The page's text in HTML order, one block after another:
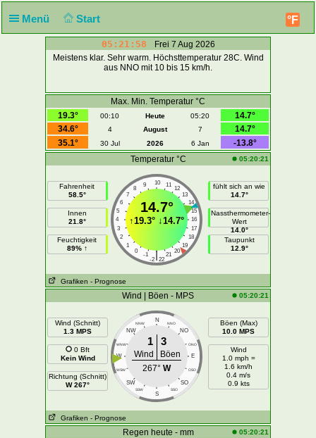
Menü Start °F
05:21:58
Frei 7 Aug 2026
Meistens klar. Sehr warm. Höchsttemperatur 28C. Wind
aus NNO mit 10 bis 15 km/h.
Max. Min. Temperatur °C
19.3°
00:10 Heute 05:20
14.7°
34.6°
4 August 7
14.7°
35.1°
30 Jul 2026 6 Jan
-13.8°
Temperatur °C
05:20:21
Fahrenheit
58.5°
Innen
21.8°
Feuchtigkeit
89% ↑
10
9 11
8
12
7
13
6
14
5
15
4
16
3
17
2
18
1
19
0
20
-1 21
|
-2 22
14.7°
↑19.3° ↓14.7°
fühlt sich an wie
14.7°
Nassthermometer-
Wert
14.0°
Taupunkt
12.9°
Grafiken - Prognose
Wind | Böen - MPS 05:20:21
Wind (Schnitt)
1.3 MPS
0 Bft
Kein Wind
Richtung (Schnitt)
W 267°
N
NNW NNO
NW NO
WNW ONO
W E
WSW OSO
SW SO
SSW SSO
S
1 3
Wind
Böen
267° W
Böen (Max)
10.0 MPS
Wind
1.0 mph =
1.6 km/h
0.4 m/s
0.9 kts
Grafiken - Prognose
Regen heute - mm 05:20:21